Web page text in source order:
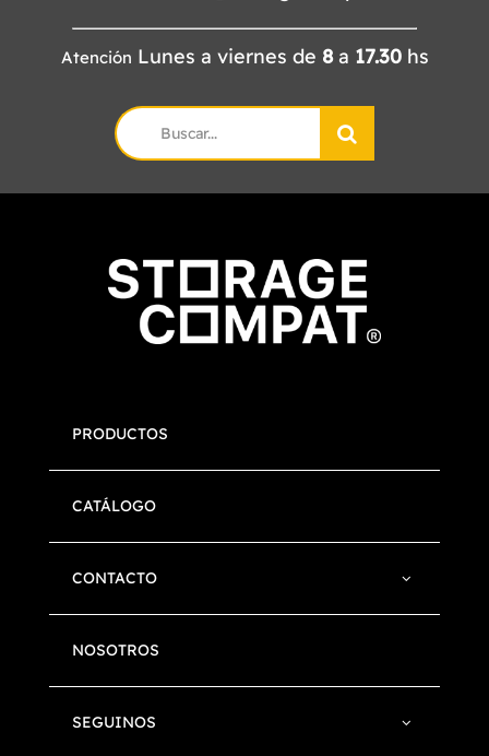
Atención Lunes a viernes de 8a 17.30hs
Search
for:
PRODUCTOS
CATÁLOGO
CONTACTO
NOSOTROS
SEGUINOS